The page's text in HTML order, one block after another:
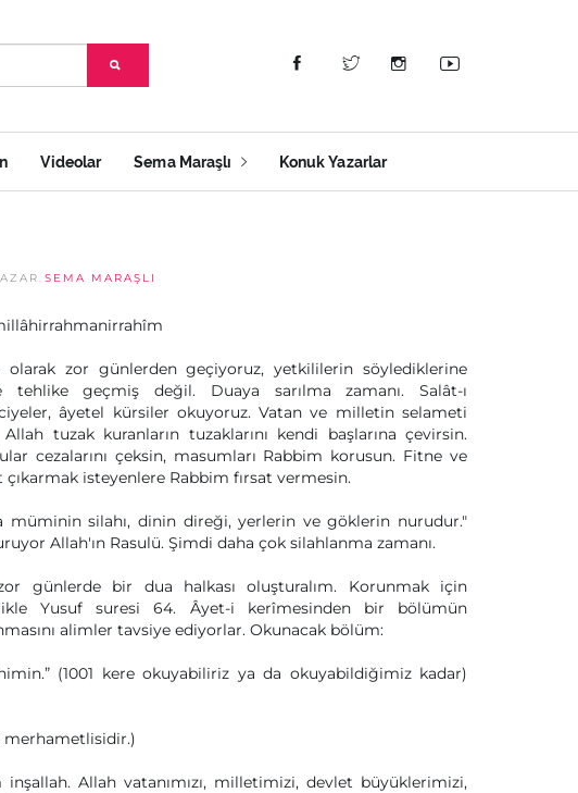
Videolar Sema Maraşlı Konuk Yazarlar
SEMA MARAŞLI
olarak zor günlerden geçiyoruz, yetkililerin söylediklerine
tehlike geçmiş değil. Duaya sarılma zamanı. Salât-ı
âyetel kürsiler okuyoruz. Vatan ve milletin selameti
tuzak kuranların tuzaklarını kendi başlarına çevirsin.
cezalarını çeksin, masumları Rabbim korusun. Fitne ve
çıkarmak isteyenlere Rabbim fırsat vermesin.
müminin silahı, dinin direği, yerlerin ve göklerin nurudur."
Allah'ın Rasulü. Şimdi daha çok silahlanma zamanı.
günlerde bir dua halkası oluşturalım. Korunmak için
Yusuf suresi 64. Âyet-i kerîmesinden bir bölümün
alimler tavsiye ediyorlar. Okunacak bölüm:
(1001 kere okuyabiliriz ya da okuyabildiğimiz kadar)
merhametlisidir.)
Allah vatanımızı, milletimizi, devlet büyüklerimizi,